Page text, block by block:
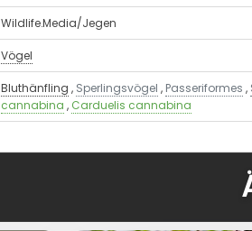
Wildlife.Media/Jegen
Vögel
Bluthänfling , Sperlingsvögel , Passeriformes ,
cannabina , Carduelis cannabina